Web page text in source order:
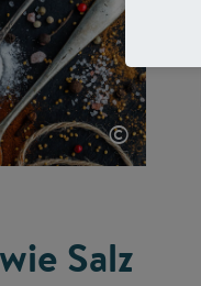
©
Salz